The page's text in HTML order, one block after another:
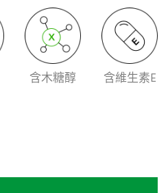
含木糖醇 含維生素E